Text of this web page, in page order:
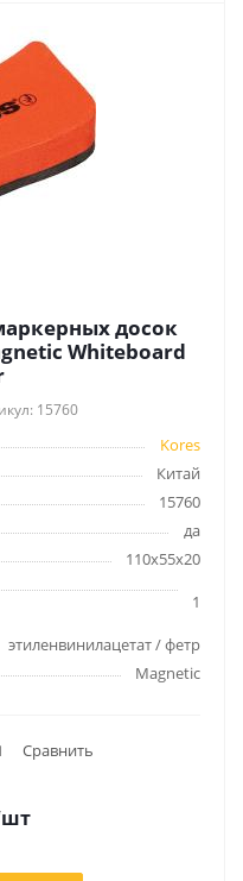
досок
Whiteboard
15760
Kores
Китай
15760
да
110х55х20
1
этиленвинилацетат / фетр
Magnetic
Сравнить